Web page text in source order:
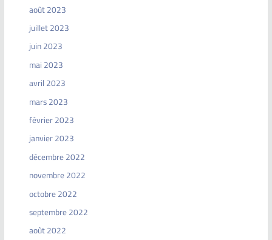
août 2023
juillet 2023
juin 2023
mai 2023
avril 2023
mars 2023
février 2023
janvier 2023
décembre 2022
novembre 2022
octobre 2022
septembre 2022
août 2022